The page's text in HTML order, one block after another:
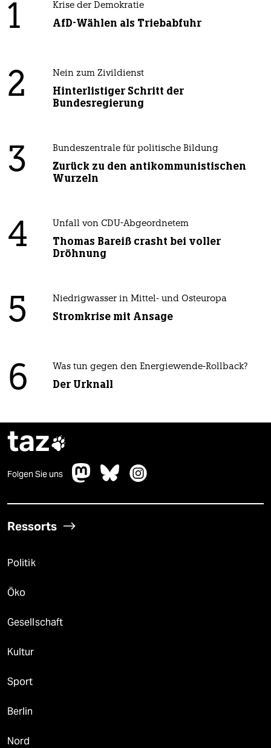
1 Krise der Demokratie
AfD-Wählen als Triebabfuhr
2 Nein zum Zivildienst
Hinterlistiger Schritt der
Bundesregierung
3 Bundeszentrale für politische Bildung
Zurück zu den antikommunistischen
Wurzeln
4 Unfall von CDU-Abgeordnetem
Thomas Bareiß crasht bei voller
Dröhnung
5 Niedrigwasser in Mittel- und Osteuropa
Stromkrise mit Ansage
6 Was tun gegen den Energiewende-Rollback?
Der Urknall
taz
Folgen Sie uns
Ressorts
Politik
Öko
Gesellschaft
Kultur
Sport
Berlin
Nord